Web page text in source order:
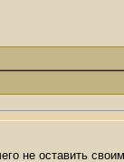
не оставить